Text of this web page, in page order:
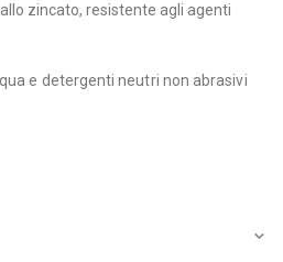
zincato, resistente agli agenti
e detergenti neutri non abrasivi